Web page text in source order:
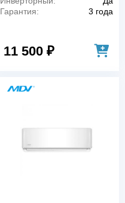
Гарантия:
3 года
11 500 ₽